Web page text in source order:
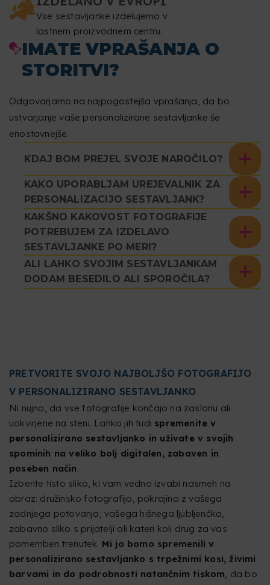
Vse sestavljanke izdelujemo v
lastnem proizvodnem centru.
IMATE VPRAŠANJA O
STORITVI?
Odgovarjamo na najpogostejša vprašanja, da bo
ustvarjanje vaše personalizirane sestavljanke še
enostavnejše.
KDAJ BOM PREJEL SVOJE NAROČILO?
KAKO UPORABLJAM UREJEVALNIK ZA
PERSONALIZACIJO SESTAVLJANK?
KAKŠNO KAKOVOST FOTOGRAFIJE
POTREBUJEM ZA IZDELAVO
SESTAVLJANKE PO MERI?
ALI LAHKO SVOJIM SESTAVLJANKAM
DODAM BESEDILO ALI SPOROČILA?
PRETVORITE SVOJO NAJBOLJŠO FOTOGRAFIJO
V PERSONALIZIRANO SESTAVLJANKO
Ni nujno, da vse fotografije končajo na zaslonu ali
uokvirjene na steni. Lahko jih tudi spremenite v
personalizirano sestavljanko in uživate v svojih
spominih na veliko bolj digitalen, zabaven in
poseben način.
Izberite tisto sliko, ki vam vedno izvabi nasmeh na
obraz: družinsko fotografijo, pokrajino z vašega
zadnjega potovanja, vašega hišnega ljubljenčka,
zabavno sliko s prijatelji ali kateri koli drug za vas
pomemben trenutek. Mi jo bomo spremenili v
personalizirano sestavljanko s trpežnimi kosi, živimi
barvami in do podrobnosti natančnim tiskom, da bo